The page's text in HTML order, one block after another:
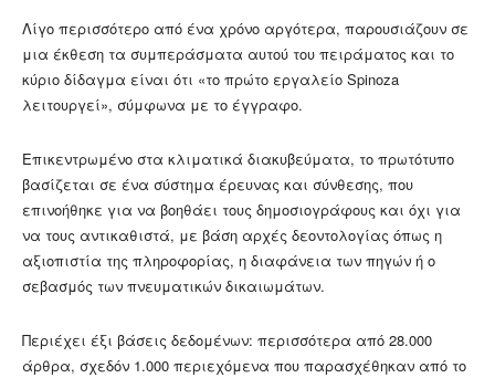
Λίγο περισσότερο από ένα χρόνο αργότερα, παρουσιάζουν σε
μια έκθεση τα συμπεράσματα αυτού του πειράματος και το
κύριο δίδαγμα είναι ότι «το πρώτο εργαλείο Spinoza
λειτουργεί», σύμφωνα με το έγγραφο.
Επικεντρωμένο στα κλιματικά διακυβεύματα, το πρωτότυπο
βασίζεται σε ένα σύστημα έρευνας και σύνθεσης, που
επινοήθηκε για να βοηθάει τους δημοσιογράφους και όχι για
να τους αντικαθιστά, με βάση αρχές δεοντολογίας όπως η
αξιοπιστία της πληροφορίας, η διαφάνεια των πηγών ή ο
σεβασμός των πνευματικών δικαιωμάτων.
Περιέχει έξι βάσεις δεδομένων: περισσότερα από 28.000
άρθρα, σχεδόν 1.000 περιεχόμενα που παρασχέθηκαν από το